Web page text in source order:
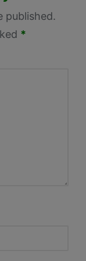
published.
*